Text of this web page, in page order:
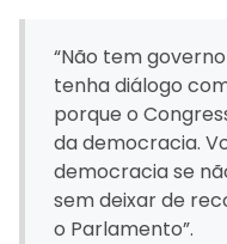
“Não tem
tenha diálogo
porque o
da democracia.
democracia se
sem deixar de
o Parlamento”.